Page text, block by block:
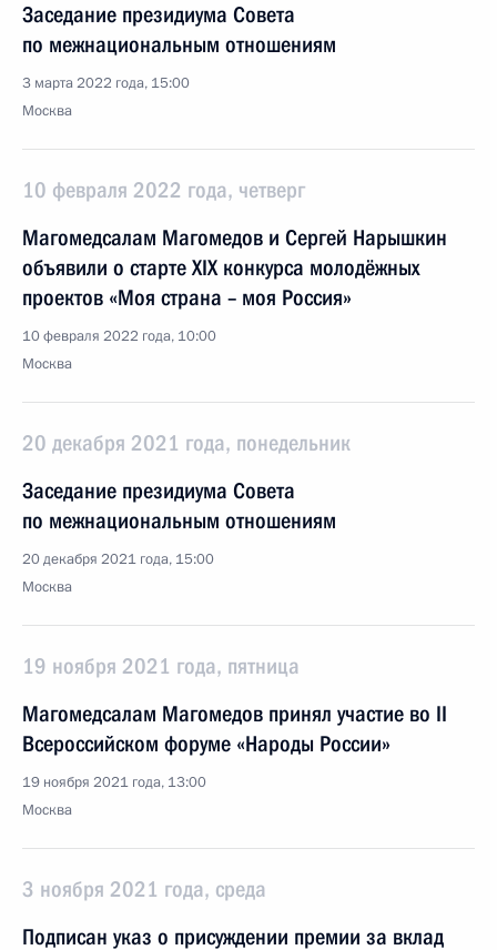
Заседание президиума Совета
по межнациональным отношениям
3 марта 2022 года, 15:00
Москва
10 февраля 2022 года, четверг
Магомедсалам Магомедов и Сергей Нарышкин
объявили о старте XIX конкурса молодёжных
проектов «Моя страна – моя Россия»
10 февраля 2022 года, 10:00
Москва
20 декабря 2021 года, понедельник
Заседание президиума Совета
по межнациональным отношениям
20 декабря 2021 года, 15:00
Москва
19 ноября 2021 года, пятница
Магомедсалам Магомедов принял участие во II
Всероссийском форуме «Народы России»
19 ноября 2021 года, 13:00
Москва
3 ноября 2021 года, среда
Подписан указ о присуждении премии за вклад